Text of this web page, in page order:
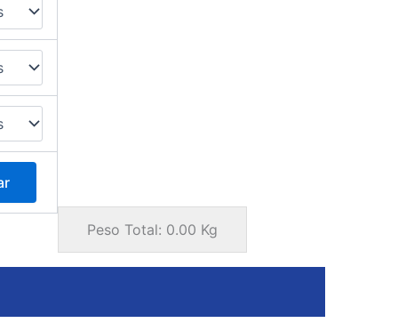
Peso Total: 0.00 Kg